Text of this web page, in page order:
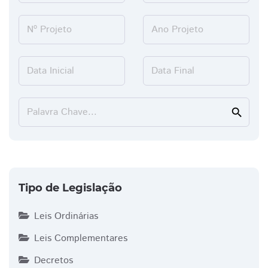
Nº Projeto Ano Projeto
Data Inicial Data Final
Palavra Chave... search
Tipo de Legislação
Leis Ordinárias
Leis Complementares
Decretos